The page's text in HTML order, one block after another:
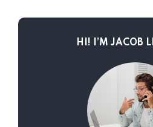
HI! I’M JACOB